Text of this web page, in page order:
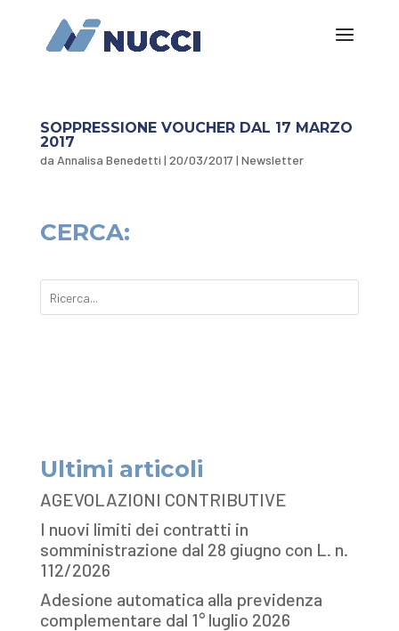
SOPPRESSIONE VOUCHER DAL 17 MARZO
2017
da Annalisa Benedetti | 20/03/2017 | Newsletter
CERCA:
Ultimi articoli
AGEVOLAZIONI CONTRIBUTIVE
I nuovi limiti dei contratti in
somministrazione dal 28 giugno con L. n.
112/2026
Adesione automatica alla previdenza
complementare dal 1° luglio 2026